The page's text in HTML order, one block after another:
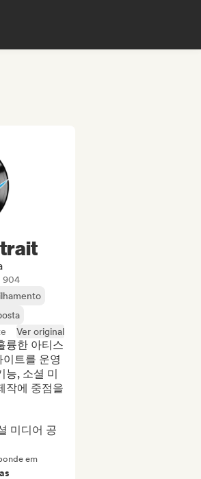
904
Ver original
륭한 아티스
트를 운영
능, 소셜 미
작에 중점을
미디어 공
em